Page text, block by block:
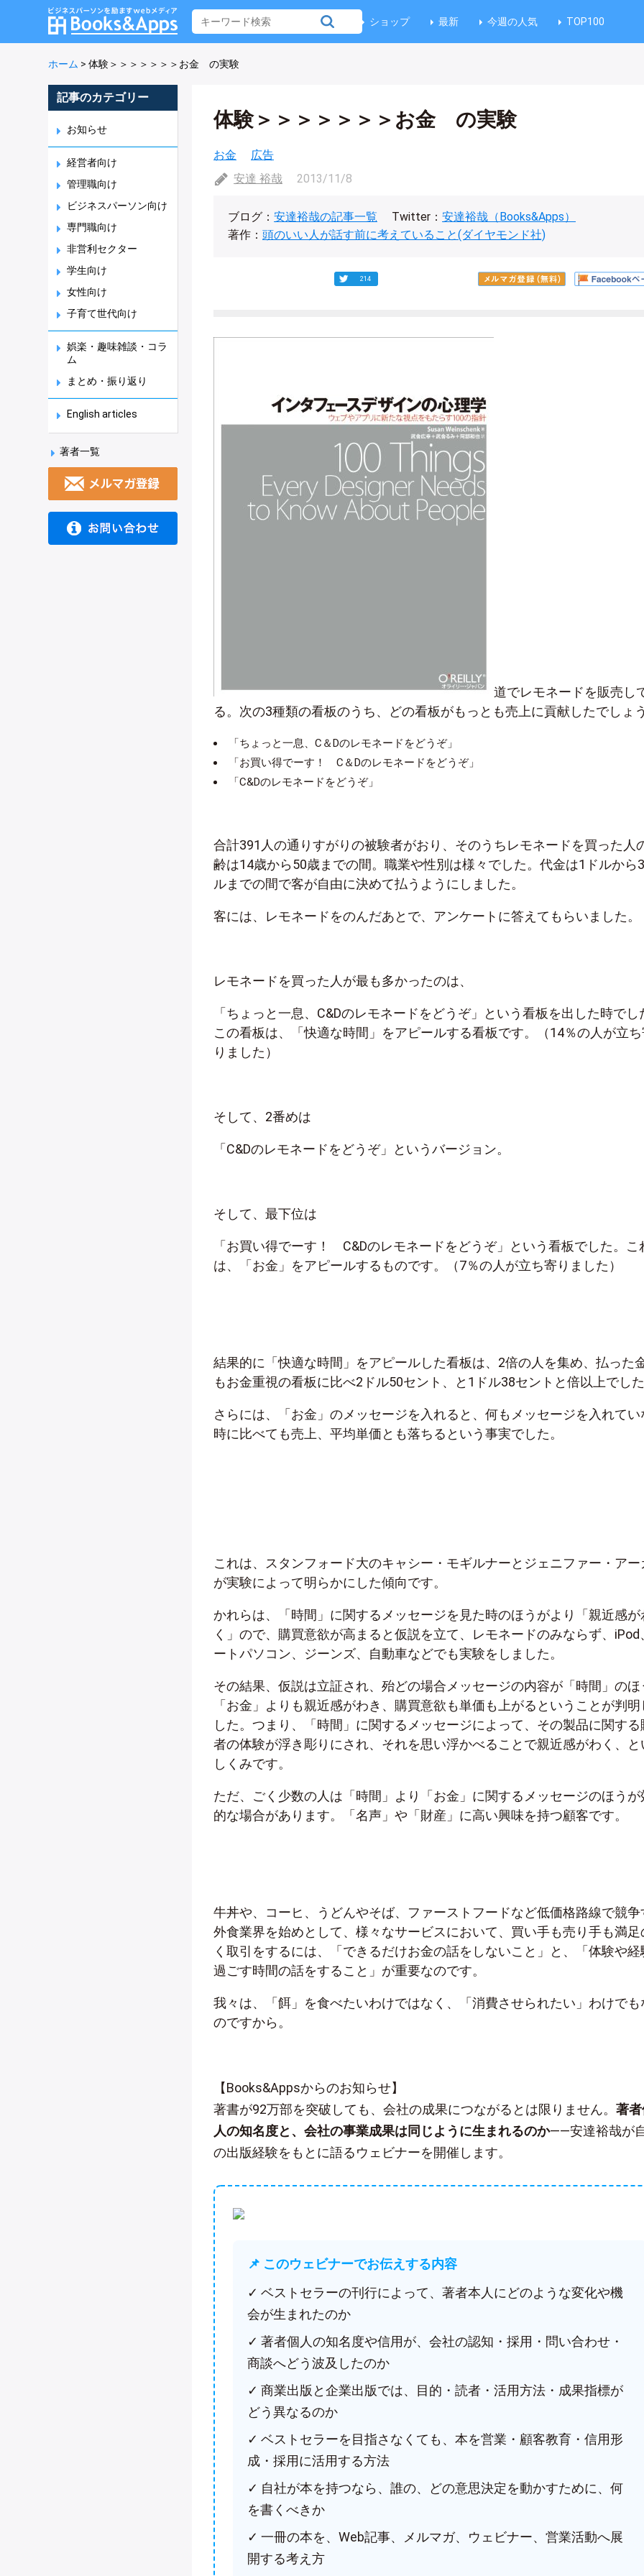
ショップ 最新 今週の人気 TOP100
ホーム > 体験＞＞＞＞＞＞＞お金 の実験
記事のカテゴリー
お知らせ
経営者向け
管理職向け
ビジネスパーソン向け
専門職向け
非営利セクター
学生向け
女性向け
子育て世代向け
娯楽・趣味雑談・コラ
ム
まとめ・振り返り
English articles
著者一覧
体験＞＞＞＞＞＞＞お金 の実験
お金
広告
安達 裕哉
2013/11/8
ブログ： 安達裕哉の記事一覧 Twitter： 安達裕哉（Books&Apps）
著作： 頭のいい人が話す前に考えていること(ダイヤモンド社)
214
道でレモネードを販売し
る。次の3種類の看板のうち、どの看板がもっとも売上に貢献したでしょ
「ちょっと一息、C＆Dのレモネードをどうぞ」
「お買い得でーす！ C＆Dのレモネードをどうぞ」
「C&Dのレモネードをどうぞ」
合計391人の通りすがりの被験者がおり、そのうちレモネードを買った人
齢は14歳から50歳までの間。職業や性別は様々でした。代金は1ドルから
ルまでの間で客が自由に決めて払うようにしました。
客には、レモネードをのんだあとで、アンケートに答えてもらいました。
レモネードを買った人が最も多かったのは、
「ちょっと一息、C&Dのレモネードをどうぞ」という看板を出した時でし
この看板は、「快適な時間」をアピールする看板です。（14％の人が立
りました）
そして、2番めは
「C&Dのレモネードをどうぞ」というバージョン。
そして、最下位は
「お買い得でーす！ C&Dのレモネードをどうぞ」という看板でした。こ
は、「お金」をアピールするものです。（7％の人が立ち寄りました）
結果的に「快適な時間」をアピールした看板は、2倍の人を集め、払った
もお金重視の看板に比べ2ドル50セント、と1ドル38セントと倍以上でした
さらには、「お金」のメッセージを入れると、何もメッセージを入れてい
時に比べても売上、平均単価とも落ちるという事実でした。
これは、スタンフォード大のキャシー・モギルナーとジェニファー・アー
が実験によって明らかにした傾向です。
かれらは、「時間」に関するメッセージを見た時のほうがより「親近感が
く」ので、購買意欲が高まると仮説を立て、レモネードのみならず、iPod
ートパソコン、ジーンズ、自動車などでも実験をしました。
その結果、仮説は立証され、殆どの場合メッセージの内容が「時間」のほ
「お金」よりも親近感がわき、購買意欲も単価も上がるということが判明
した。つまり、「時間」に関するメッセージによって、その製品に関する
者の体験が浮き彫りにされ、それを思い浮かべることで親近感がわく、と
しくみです。
ただ、ごく少数の人は「時間」より「お金」に関するメッセージのほうが
的な場合があります。「名声」や「財産」に高い興味を持つ顧客です。
牛丼や、コーヒ、うどんやそば、ファーストフードなど低価格路線で競争
外食業界を始めとして、様々なサービスにおいて、買い手も売り手も満足
く取引をするには、「できるだけお金の話をしないこと」と、「体験や経
過ごす時間の話をすること」が重要なのです。
我々は、「餌」を食べたいわけではなく、「消費させられたい」わけでも
のですから。
【Books&Appsからのお知らせ】
著書が92万部を突破しても、会社の成果につながるとは限りません。 著者
人の知名度と、会社の事業成果は同じように生まれるのか——安達裕哉が
の出版経験をもとに語るウェビナーを開催します。
📌 このウェビナーでお伝えする内容
✓ ベストセラーの刊行によって、著者本人にどのような変化や機
会が生まれたのか
✓ 著者個人の知名度や信用が、会社の認知・採用・問い合わせ・
商談へどう波及したのか
✓ 商業出版と企業出版では、目的・読者・活用方法・成果指標が
どう異なるのか
✓ ベストセラーを目指さなくても、本を営業・顧客教育・信用形
成・採用に活用する方法
✓ 自社が本を持つなら、誰の、どの意思決定を動かすために、何
を書くべきか
✓ 一冊の本を、Web記事、メルマガ、ウェビナー、営業活動へ展
開する考え方